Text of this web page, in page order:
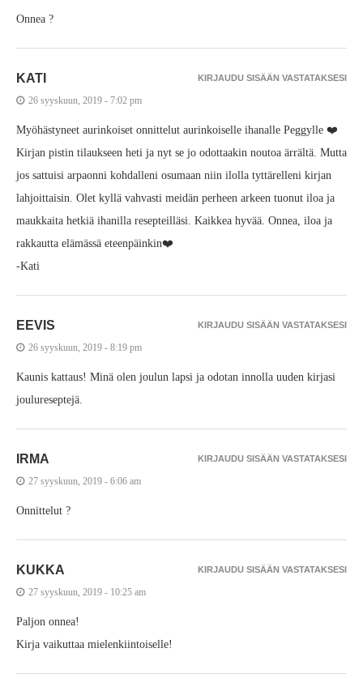
Onnea ?
KATI
26 syyskuun, 2019 - 7:02 pm
Myöhästyneet aurinkoiset onnittelut aurinkoiselle ihanalle Peggylle ❤️
Kirjan pistin tilaukseen heti ja nyt se jo odottaakin noutoa ärrältä. Mutta
jos sattuisi arpaonni kohdalleni osumaan niin ilolla tyttärelleni kirjan
lahjoittaisin. Olet kyllä vahvasti meidän perheen arkeen tuonut iloa ja
maukkaita hetkiä ihanilla resepteilläsi. Kaikkea hyvää. Onnea, iloa ja
rakkautta elämässä eteenpäinkin❤️
-Kati
KIRJAUDU SISÄÄN VASTATAKSESI
EEVIS
26 syyskuun, 2019 - 8:19 pm
Kaunis kattaus! Minä olen joulun lapsi ja odotan innolla uuden kirjasi
joulureseptejä.
KIRJAUDU SISÄÄN VASTATAKSESI
IRMA
27 syyskuun, 2019 - 6:06 am
Onnittelut ?
KIRJAUDU SISÄÄN VASTATAKSESI
KUKKA
27 syyskuun, 2019 - 10:25 am
Paljon onnea!
Kirja vaikuttaa mielenkiintoiselle!
KIRJAUDU SISÄÄN VASTATAKSESI